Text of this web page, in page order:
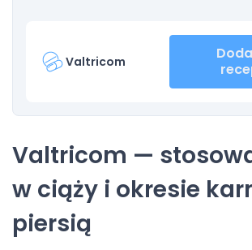
Valtricom
Valtricom —
w ciąży i okresie
piersią